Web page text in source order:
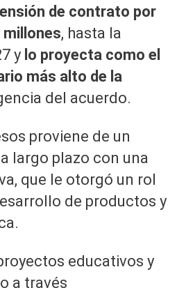
de contrato por
millones, hasta la
y lo proyecta como el
más alto de la
del acuerdo.
proviene de un
largo plazo con una
que le otorgó un rol
de productos y
educativos y
a través